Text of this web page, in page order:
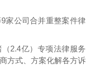
家公司合并重整案件律
2.4亿）专项法律服务
方式、方案化解各方诉